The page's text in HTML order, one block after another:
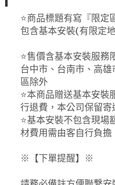
⭐️商品標題有寫『限定
包含基本安裝(有限定
⭐️售價含基本安裝服務
台中市、台南市、高
區除外
⭐️本商品贈送基本安裝
行退費，本公司保留
⭐️基本安裝不包含現
材費用需由客自行負擔
※【下單提醒】※